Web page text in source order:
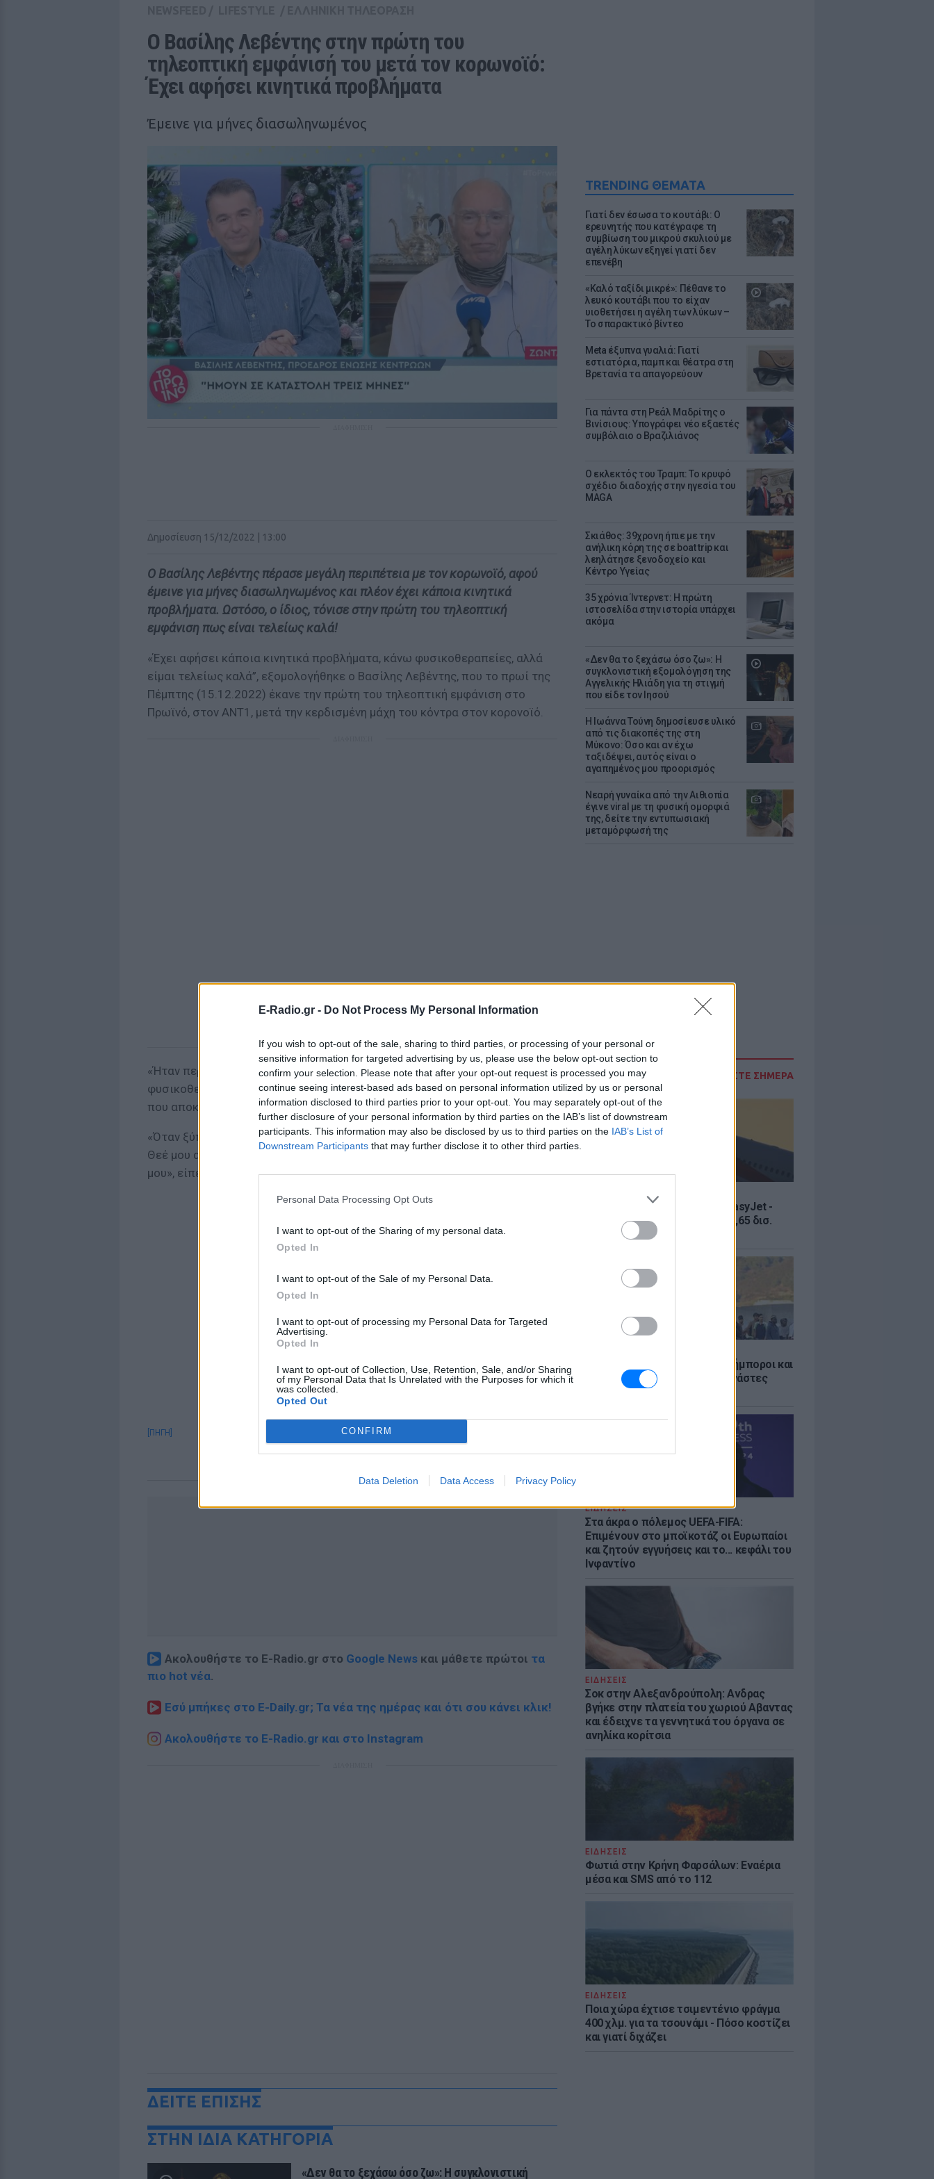
E-Radio.gr - Do Not Process My Personal Information
If you wish to opt-out of the sale, sharing to third parties, or processing of your personal or
sensitive information for targeted advertising by us, please use the below opt-out section to
confirm your selection. Please note that after your opt-out request is processed you may
continue seeing interest-based ads based on personal information utilized by us or personal
information disclosed to third parties prior to your opt-out. You may separately opt-out of the
further disclosure of your personal information by third parties on the IAB’s list of downstream
participants. This information may also be disclosed by us to third parties on the IAB’s List of
Downstream Participants that may further disclose it to other third parties.
Personal Data Processing Opt Outs
I want to opt-out of the Sharing of my personal data.
Opted In
I want to opt-out of the Sale of my Personal Data.
Opted In
I want to opt-out of processing my Personal Data for Targeted
Advertising.
Opted In
I want to opt-out of Collection, Use, Retention, Sale, and/or Sharing
of my Personal Data that Is Unrelated with the Purposes for which it
was collected.
Opted Out
CONFIRM
Data Deletion Data Access Privacy Policy
TRENDING ΘΕΜΑΤΑ
Γιατί δεν έσωσα το κουτάβι: Ο
ερευνητής που κατέγραφε τη
συμβίωση του μικρού σκυλιού με
αγέλη λύκων εξηγεί γιατί δεν
επενέβη
«Καλό ταξίδι μικρέ»: Πέθανε το
λευκό κουτάβι που το είχαν
υιοθετήσει η αγέλη των λύκων –
Το σπαρακτικό βίντεο
Meta έξυπνα γυαλιά: Γιατί
εστιατόρια, παμπ και θέατρα στη
Βρετανία τα απαγορεύουν
Για πάντα στη Ρεάλ Μαδρίτης ο
Βινίσιους: Υπογράφει νέο εξαετές
συμβόλαιο ο Βραζιλιάνος
Ο εκλεκτός του Τραμπ: Το κρυφό
σχέδιο διαδοχής στην ηγεσία του
MAGA
Σκιάθος: 39χρονη ήπιε με την
ανήλικη κόρη της σε boat trip και
λεηλάτησε ξενοδοχείο και
Κέντρο Υγείας
35 χρόνια Ίντερνετ: Η πρώτη
ιστοσελίδα στην ιστορία υπάρχει
ακόμα
«Δεν θα το ξεχάσω όσο ζω»: Η
συγκλονιστική εξομολόγηση της
Αγγελικής Ηλιάδη για τη στιγμή
που είδε τον Ιησού
Η Ιωάννα Τούνη δημοσίευσε υλικό
από τις διακοπές της στη
Μύκονο: Όσο και αν έχω
ταξιδέψει, αυτός είναι ο
αγαπημένος μου προορισμός
Νεαρή γυναίκα από την Αιθιοπία
έγινε viral με τη φυσική ομορφιά
της, δείτε την εντυπωσιακή
μεταμόρφωσή της
ΔΙΑΒΑΣΤΕ ΣΗΜΕΡΑ
Συμφωνία εξαγοράς για την EasyJet -
Στην αμερικανική Appolo για 6,65 δισ.
Θέουτα: «Οι κάτοικοι είναι ανήμποροι και
γεμάτοι αγωνία» - 5.000 μετανάστες
παραμένουν στην περιοχή
ΕΙΔΗΣΕΙΣ
Στα άκρα ο πόλεμος UEFA-FIFA:
Επιμένουν στο μποϊκοτάζ οι Ευρωπαίοι
και ζητούν εγγυήσεις και το... κεφάλι του
Ινφαντίνο
ΕΙΔΗΣΕΙΣ
Σοκ στην Αλεξανδρούπολη: Ανδρας
βγήκε στην πλατεία του χωριού Αβαντας
και έδειχνε τα γεννητικά του όργανα σε
ανηλίκα κορίτσια
ΕΙΔΗΣΕΙΣ
Φωτιά στην Κρήνη Φαρσάλων: Εναέρια
μέσα και SMS από το 112
ΕΙΔΗΣΕΙΣ
Ποια χώρα έχτισε τσιμεντένιο φράγμα
400 χλμ. για τα τσουνάμι - Πόσο κοστίζει
και γιατί διχάζει
Ο Βασίλης Λεβέντης στην πρώτη του
τηλεοπτική εμφάνισή του μετά τον κορωνοϊό:
Έχει αφήσει κινητικά προβλήματα
Έμεινε για μήνες διασωληνωμένος
Δημοσίευση 15/12/2022 | 13:00
Ο Βασίλης Λεβέντης πέρασε μεγάλη περιπέτεια με τον κορωνοϊό, αφού
έμεινε για μήνες διασωληνωμένος και πλέον έχει κάποια κινητικά
προβλήματα. Ωστόσο, ο ίδιος, τόνισε στην πρώτη του τηλεοπτική
εμφάνιση πως είναι τελείως καλά!
«Έχει αφήσει κάποια κινητικά προβλήματα, κάνω φυσικοθεραπείες, αλλά
είμαι τελείως καλά”, εξομολογήθηκε ο Βασίλης Λεβέντης, που το πρωί της
Πέμπτης (15.12.2022) έκανε την πρώτη του τηλεοπτική εμφάνιση στο
Πρωϊνό, στον ΑΝΤ1, μετά την κερδισμένη μάχη του κόντρα στον κορονοϊό.
«Ήταν περιπέτεια. Έχει αφήσει κάποια κινητικά προβλήματα, κάνω
φυσικοθεραπείες, αλλά είμαι τελείως καλά», τόνισε ο Βασίλης Λεβέντης,
που αποκάλυψε και τι έκανε όταν βγήκε από την καταστολή.
«Όταν ξύπνησα μετά από τρεις μήνες, έκανα την προσευχή μου και είπα:
Θεέ μου αν είμαι χρήσιμος να επιβιώσω, αν όχι πάρε με. Ό,τι πεις εσύ Θεέ
μου», είπε ο Βασίλης Λεβέντης.
[ΠΗΓΗ]
ΔΙΑΦΗΜΙΣΗ
Ακολουθήστε το E-Radio.gr στο Google News και μάθετε πρώτοι τα
πιο hot νέα.
Εσύ μπήκες στο E-Daily.gr; Τα νέα της ημέρας και ότι σου κάνει κλικ!
Ακολουθήστε το E-Radio.gr και στο Instagram
ΔΕΙΤΕ ΕΠΙΣΗΣ
ΣΤΗΝ ΙΔΙΑ ΚΑΤΗΓΟΡΙΑ
«Δεν θα το ξεχάσω όσο ζω»: Η συγκλονιστική